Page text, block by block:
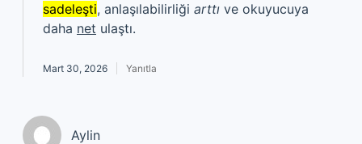
sadeleşti, anlaşılabilirliği arttı ve okuyucuya
daha net ulaştı.
Mart 30, 2026 Yanıtla
Aylin